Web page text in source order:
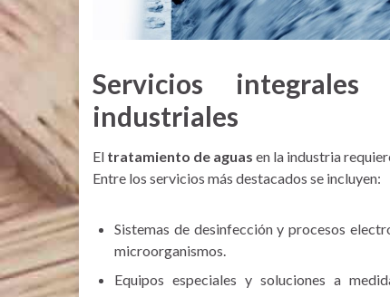
Servicios
industriales
El tratamiento de aguas en la industria
Entre los servicios más destacados se incluyen:
Sistemas de desinfección y procesos
microorganismos.
Equipos especiales y soluciones a